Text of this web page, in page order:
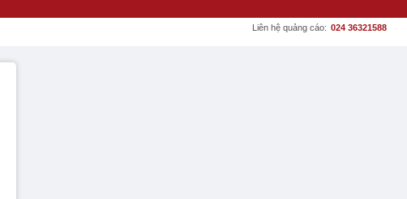
Liên hệ quảng cáo: 024 36321588